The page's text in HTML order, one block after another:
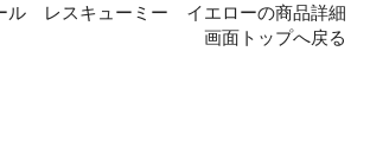
ル レスキューミー イエローの商品詳細
画面トップへ戻る